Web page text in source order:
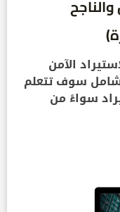
والناجح
الآمن
سوف تتعلم
سواءً من